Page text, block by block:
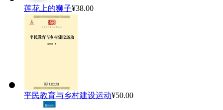
莲花上的狮子¥38.00
平民教育与乡村建设运动¥50.00